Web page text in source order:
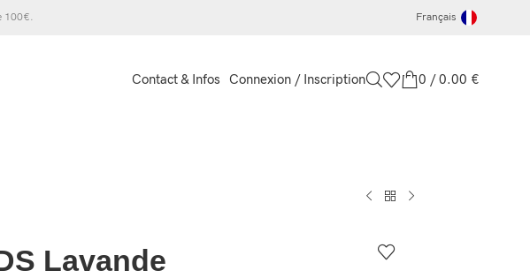
100€. Français
Contact & Infos Connexion / Inscription 0 / 0.00 €
Lavande